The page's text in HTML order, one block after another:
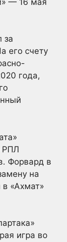
за
его счету
года,
РПЛ
Форвард в
на
«Ахмат»
игра во